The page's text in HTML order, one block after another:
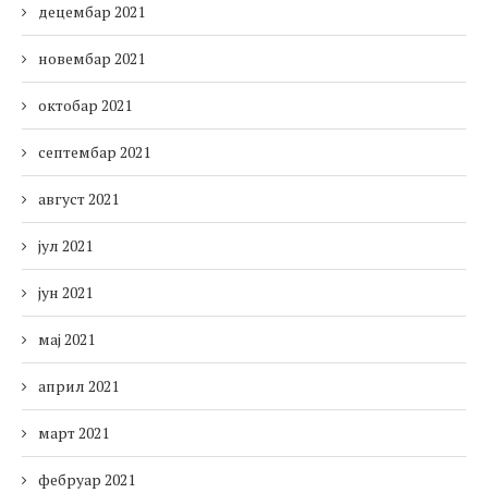
децембар 2021
новембар 2021
октобар 2021
септембар 2021
август 2021
јул 2021
јун 2021
мај 2021
април 2021
март 2021
фебруар 2021